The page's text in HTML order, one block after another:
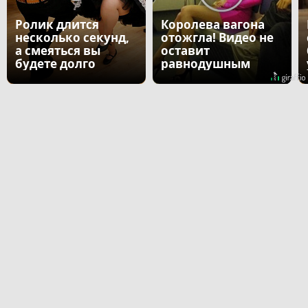
Ролик длится
несколько секунд,
а смеяться вы
будете долго
Королева вагона
отожгла! Видео не
оставит
равнодушным